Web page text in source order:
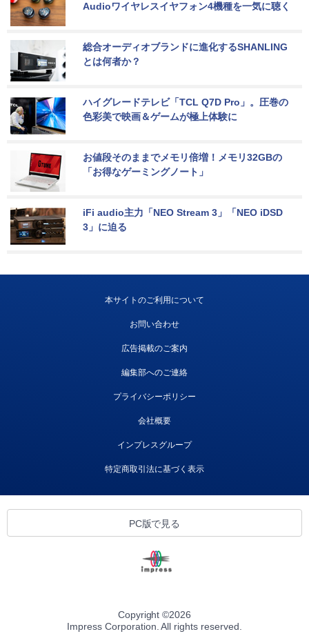
Audioワイヤレスイヤフォン4機種を一気に聴く
総合オーディオブランドに進化するSHANLING
とは何者か？
ハイグレードテレビ「TCL Q7D Pro」。圧巻の
色彩美で映画＆ゲームが極上体験に
お値段そのままでメモリ倍増！メモリ32GBの
「お得なゲーミングノート」
iFi audio主力「NEO Stream 3」「NEO iDSD
3」に迫る
本サイトのご利用について
お問い合わせ
広告掲載のご案内
編集部へのご連絡
プライバシーポリシー
会社概要
インプレスグループ
特定商取引法に基づく表示
PC版で見る
Copyright ©2026
Impress Corporation. All rights reserved.